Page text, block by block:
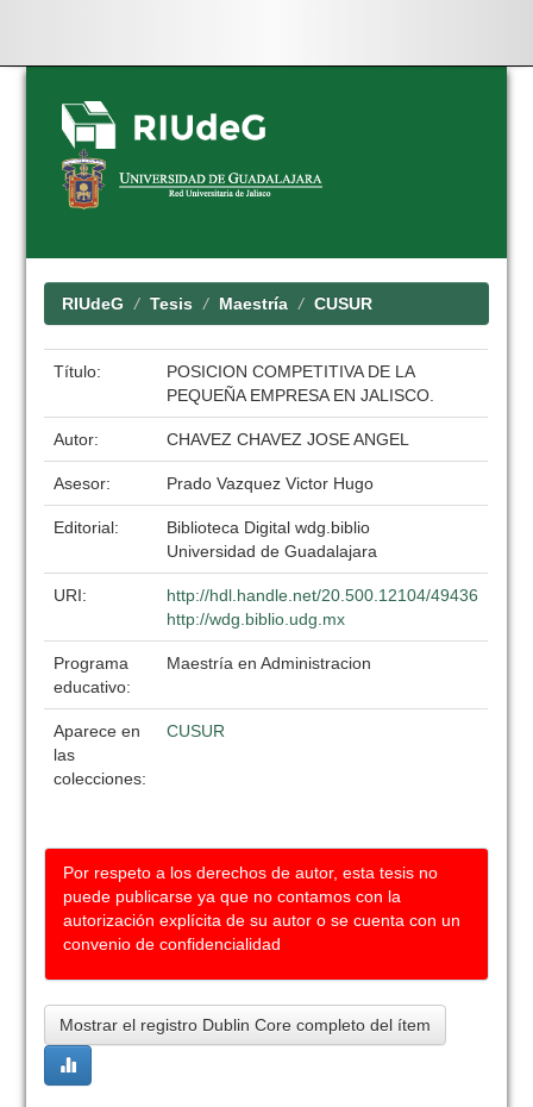
Skip
navigation
RIUdeG Tesis Maestría CUSUR
Título:
POSICION COMPETITIVA DE LA
PEQUEÑA EMPRESA EN JALISCO.
Autor: CHAVEZ CHAVEZ JOSE ANGEL
Asesor: Prado Vazquez Victor Hugo
Editorial:
Biblioteca Digital wdg.biblio
Universidad de Guadalajara
URI:
http://hdl.handle.net/20.500.12104/49436
http://wdg.biblio.udg.mx
Programa
educativo:
Maestría en Administracion
Aparece en
las
colecciones:
CUSUR
Por respeto a los derechos de autor, esta tesis no
puede publicarse ya que no contamos con la
autorización explícita de su autor o se cuenta con un
convenio de confidencialidad
Mostrar el registro Dublin Core completo del ítem